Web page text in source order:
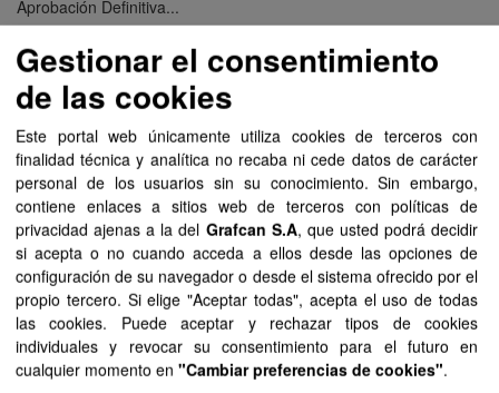
Aprobación Definitiva...
Aprobación Definitiva...
Aprobación Definitiva...
Aprobación Definitiva...
Aprobación Definitiva...
Aprobación Definitiva...
Aprobación Definitiva...
Aprobación Definitiva...
Aprobación Definitiva...
Gestionar el consentimiento
de las cookies
Este portal web únicamente utiliza cookies de terceros con
finalidad técnica y analítica no recaba ni cede datos de carácter
personal de los usuarios sin su conocimiento. Sin embargo,
contiene enlaces a sitios web de terceros con políticas de
privacidad ajenas a la del Grafcan S.A, que usted podrá decidir
si acepta o no cuando acceda a ellos desde las opciones de
configuración de su navegador o desde el sistema ofrecido por el
propio tercero. Si elige "Aceptar todas", acepta el uso de todas
las cookies. Puede aceptar y rechazar tipos de cookies
individuales y revocar su consentimiento para el futuro en
cualquier momento en "Cambiar preferencias de cookies".